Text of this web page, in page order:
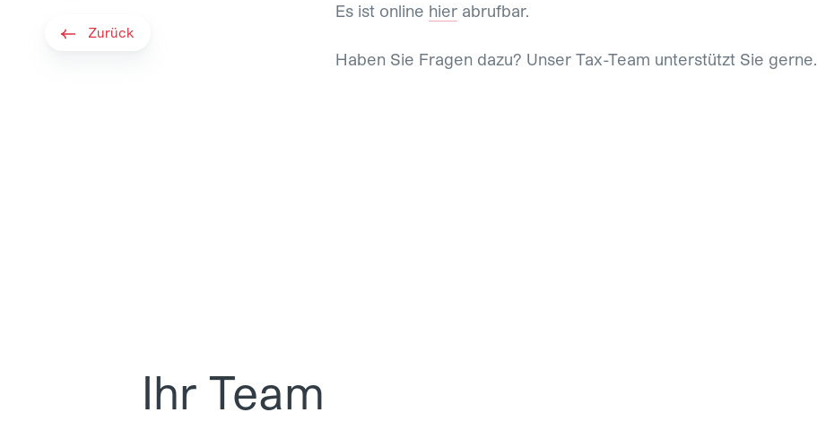
Es ist online hier abrufbar.
Haben Sie Fragen dazu? Unser Tax-Team unterstützt Sie gerne.
Zurück
Ihr Team